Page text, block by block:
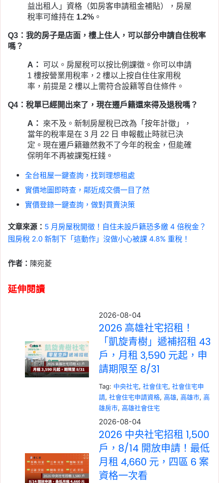
益出租人」資格（如房客申請租金補貼），房屋
稅率可維持在 1.2% 。
Q3：我的房子是店面，樓上住人，可以部分申請自住稅率
嗎？
A：
可以。房屋稅可以按比例課徵。你可以申請
1 樓按營業用稅率，2 樓以上按自住住家用稅
率，前提是 2 樓以上需符合設籍等自住條件。
Q4：稅單已經開出來了，現在遷戶籍還來得及退稅嗎？
A：
來不及。新制房屋稅已改為「按年計徵」，
當年的稅率是在 3 月 22 日 申報截止時就已決
定。現在遷戶籍雖然救不了今年的稅金，但能確
保明年不再被課冤枉錢。
全台租屋一鍵查詢，找到理想租處
實價地圖即時查，鄰近成交價一目了然
實價登錄一鍵查詢，做對買賣決策
文章來源： 5 月房屋稅開徵！自住未設戶籍恐多繳 4 倍稅金？
囤房稅 2.0 新制下「這動作」沒做小心被課 4.8% 重稅！
作者： 陳宛菱
延伸閱讀
2026-08-04
2026 高雄社宅招租！
「凱旋青樹」遞補招租 43
戶，月租 3,590 元起，申
請期限至 8/31
Tag: 中央社宅, 社會住宅, 社會住宅申
請, 社會住宅申請資格, 高雄, 高雄市, 高
雄房市, 高雄社會住宅
2026-08-04
2026 中央社宅招租 1,500
戶，8/14 開放申請！最低
月租 4,660 元，四區 6 案
資格一次看